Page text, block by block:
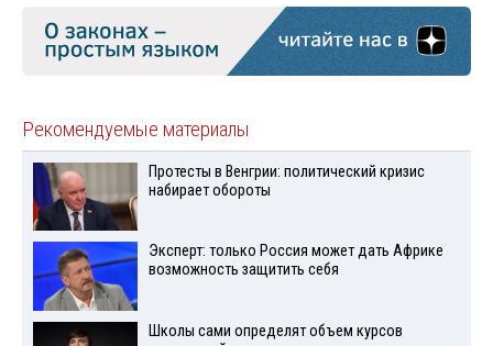
Рекомендуемые материалы
Протесты в Венгрии: политический кризис
набирает обороты
Эксперт: только Россия может дать Африке
возможность защитить себя
Школы сами определят объем курсов